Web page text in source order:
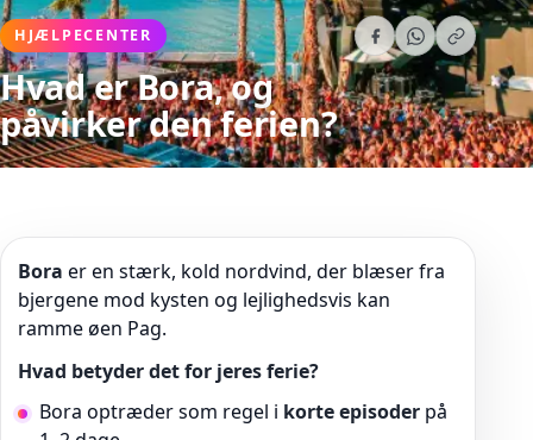
HJÆLPECENTER
Hvad er Bora, og
påvirker den ferien?
Bora er en stærk, kold nordvind, der blæser fra
bjergene mod kysten og lejlighedsvis kan
ramme øen Pag.
Hvad betyder det for jeres ferie?
Bora optræder som regel i korte episoder på